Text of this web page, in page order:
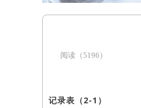
阅读（5196）
记录表（2-1）